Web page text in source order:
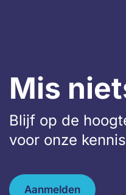
Mis
Blijf op de
voor onze
Aanmelden